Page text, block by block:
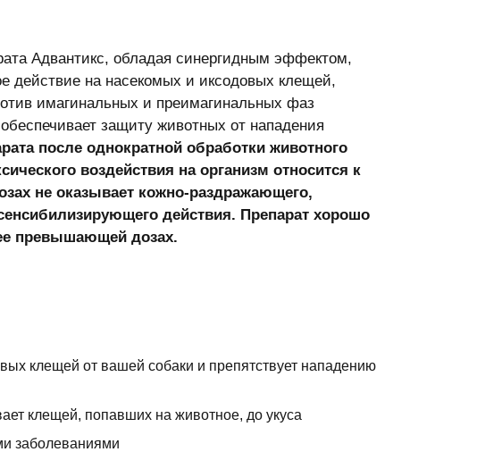
Адвантикс, обладая синергидным эффектом,
действие на насекомых и иксодовых клещей,
имагинальных и преимагинальных фаз
защиту животных от нападения
после однократной обработки животного
воздействия на организм относится к
не оказывает кожно-раздражающего,
действия. Препарат хорошо
превышающей дозах.
клещей от вашей собаки и препятствует нападению
клещей, попавших на животное, до укуса
заболеваниями